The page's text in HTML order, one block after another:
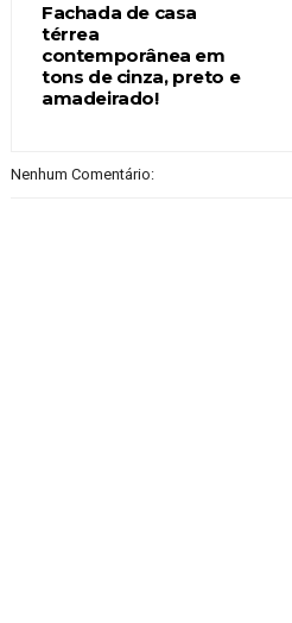
Fachada de casa
térrea
contemporânea em
tons de cinza, preto e
amadeirado!
Nenhum Comentário: